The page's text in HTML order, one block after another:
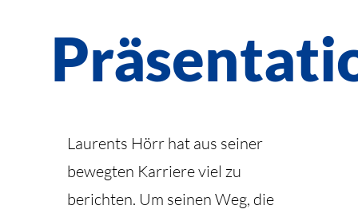
Laurents Hörr hat aus seiner
bewegten Karriere viel zu
berichten. Um seinen Weg, die